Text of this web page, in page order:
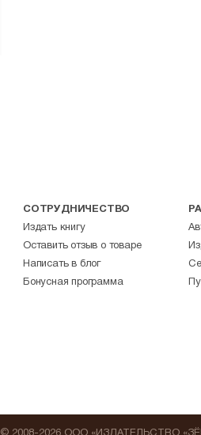
СОТРУДНИЧЕСТВО
Издать книгу
Оставить отзыв о товаре
Написать в блог
Бонусная программа